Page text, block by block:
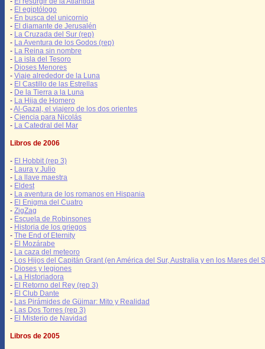
- El egiptólogo
- En busca del unicornio
- El diamante de Jerusalén
- La Cruzada del Sur (rep)
- La Aventura de los Godos (rep)
- La Reina sin nombre
- La isla del Tesoro
- Dioses Menores
- Viaje alrededor de la Luna
- El Castillo de las Estrellas
- De la Tierra a la Luna
- La Hija de Homero
-Al-Gazal, el viajero de los dos orientes
- Ciencia para Nicolás
- La Catedral del Mar
Libros de 2006
- El Hobbit (rep 3)
- Laura y Julio
- La llave maestra
- Eldest
- La aventura de los romanos en Hispania
- El Enigma del Cuatro
- ZigZag
- Escuela de Robinsones
- Historia de los griegos
- The End of Eternity
- El Mozárabe
- La caza del meteoro
- Los Hijos del Capitán Grant (en América del Sur, Australia y en los Mares del
- Dioses y legiones
- La Historiadora
- El Retorno del Rey (rep 3)
- El Club Dante
- Las Pirámides de Güimar: Mito y Realidad
- Las Dos Torres (rep 3)
- El Misterio de Navidad
Libros de 2005